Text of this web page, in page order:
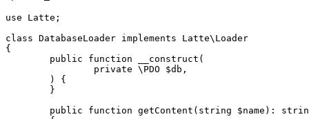
use Latte;
class DatabaseLoader implements Latte\Loader
{